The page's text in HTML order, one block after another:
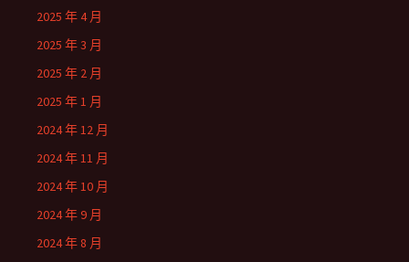
2025 年 4 月
2025 年 3 月
2025 年 2 月
2025 年 1 月
2024 年 12 月
2024 年 11 月
2024 年 10 月
2024 年 9 月
2024 年 8 月